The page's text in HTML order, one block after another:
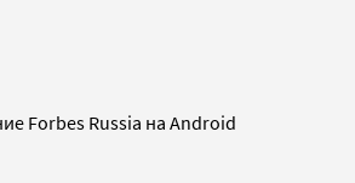
Forbes Russia на Android